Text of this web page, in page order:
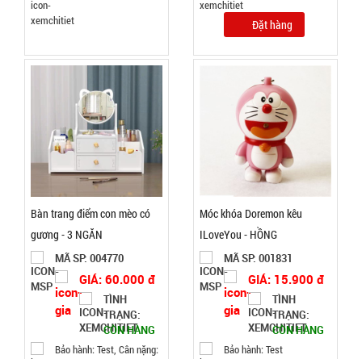
Giá đỡ điện
thoại
Folding F8
vat ) GIÁ:
12.000 đ
Đặt hàng
Bàn trang điểm con mèo có
gương - 3 NGĂN
MÃ SP: 004770
GIÁ: 60.000 đ
TÌNH
TRẠNG:
CÒN HÀNG
Bảo hành: Test, Cân nặng:
Móc khóa Doremon kêu
ILoveYou - HỒNG
MÃ SP: 001831
GIÁ: 15.900 đ
TÌNH
TRẠNG:
CÒN HÀNG
Bảo hành: Test